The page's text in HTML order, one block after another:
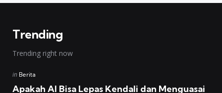
Trending
Trending right now
Posted
in Berita
Apakah AI Bisa Lepas Kendali dan Menguasai